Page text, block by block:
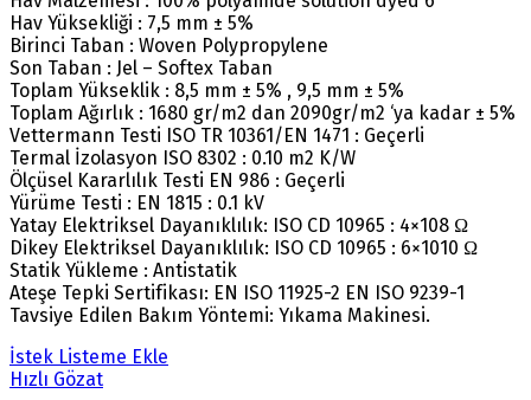
Hav Yüksekliği : 7,5 mm ± 5%
Birinci Taban : Woven Polypropylene
Son Taban : Jel – Softex Taban
Toplam Yükseklik : 8,5 mm ± 5% , 9,5 mm ± 5%
Toplam Ağırlık : 1680 gr/m2 dan 2090gr/m2 ‘ya kadar ± 5%
Vettermann Testi ISO TR 10361/EN 1471 : Geçerli
Termal İzolasyon ISO 8302 : 0.10 m2 K/W
Ölçüsel Kararlılık Testi EN 986 : Geçerli
Yürüme Testi : EN 1815 : 0.1 kV
Yatay Elektriksel Dayanıklılık: ISO CD 10965 : 4×108 Ω
Dikey Elektriksel Dayanıklılık: ISO CD 10965 : 6×1010 Ω
Statik Yükleme : Antistatik
Ateşe Tepki Sertifikası: EN ISO 11925-2 EN ISO 9239-1
Tavsiye Edilen Bakım Yöntemi: Yıkama Makinesi.
İstek Listeme Ekle
Hızlı Gözat